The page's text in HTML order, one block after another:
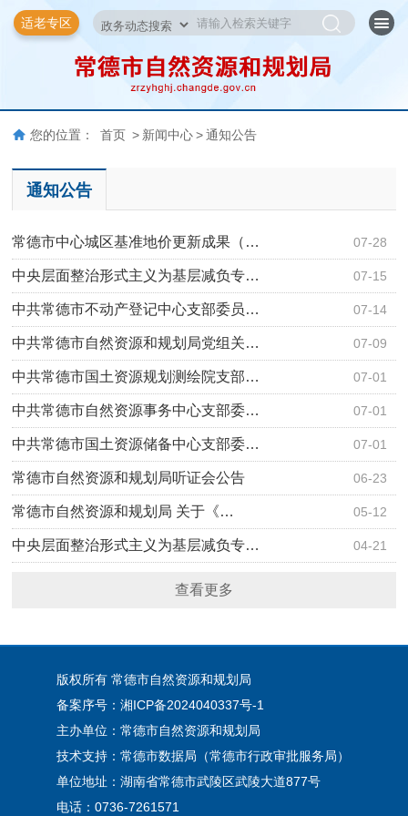
适老专区
您的位置： 首页 > 新闻中心 > 通知公告
通知公告
07-28
常德市中心城区基准地价更新成果（…
07-15
中央层面整治形式主义为基层减负专…
07-14
中共常德市不动产登记中心支部委员…
07-09
中共常德市自然资源和规划局党组关…
07-01
中共常德市国土资源规划测绘院支部…
07-01
中共常德市自然资源事务中心支部委…
07-01
中共常德市国土资源储备中心支部委…
06-23
常德市自然资源和规划局听证会公告
05-12
​常德市自然资源和规划局 关于《…
04-21
中央层面整治形式主义为基层减负专…
查看更多
版权所有 常德市自然资源和规划局
备案序号：湘ICP备2024040337号-1
主办单位：常德市自然资源和规划局
技术支持：常德市数据局（常德市行政审批服务局）
单位地址：湖南省常德市武陵区武陵大道877号
电话：0736-7261571